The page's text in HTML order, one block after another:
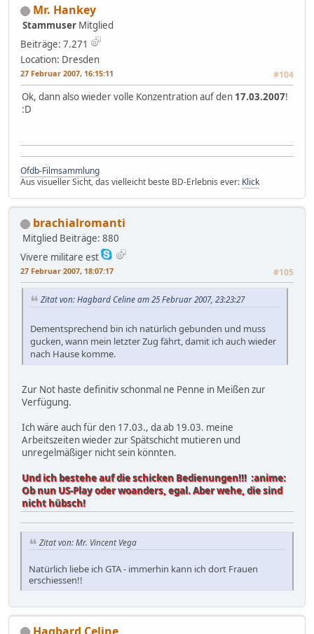
Mr. Hankey
Stammuser Mitglied
Beiträge: 7.271
Location: Dresden
27 Februar 2007, 16:15:11 #104
Ok, dann also wieder volle Konzentration auf den 17.03.2007!
:D
Ofdb-Filmsammlung
Aus visueller Sicht, das vielleicht beste BD-Erlebnis ever: Klick
brachialromanti
Mitglied Beiträge: 880
Vivere militare est
27 Februar 2007, 18:07:17 #105
Zitat von: Hagbard Celine am 25 Februar 2007, 23:23:27
Dementsprechend bin ich natürlich gebunden und muss
gucken, wann mein letzter Zug fährt, damit ich auch wieder
nach Hause komme.
Zur Not haste definitiv schonmal ne Penne in Meißen zur
Verfügung.
Ich wäre auch für den 17.03., da ab 19.03. meine
Arbeitszeiten wieder zur Spätschicht mutieren und
unregelmäßiger nicht sein könnten.
Und ich bestehe auf die schicken Bedienungen!!! :anime:
Ob nun US-Play oder woanders, egal. Aber wehe, die sind
nicht hübsch!
Zitat von: Mr. Vincent Vega
Natürlich liebe ich GTA - immerhin kann ich dort Frauen
erschiessen!!